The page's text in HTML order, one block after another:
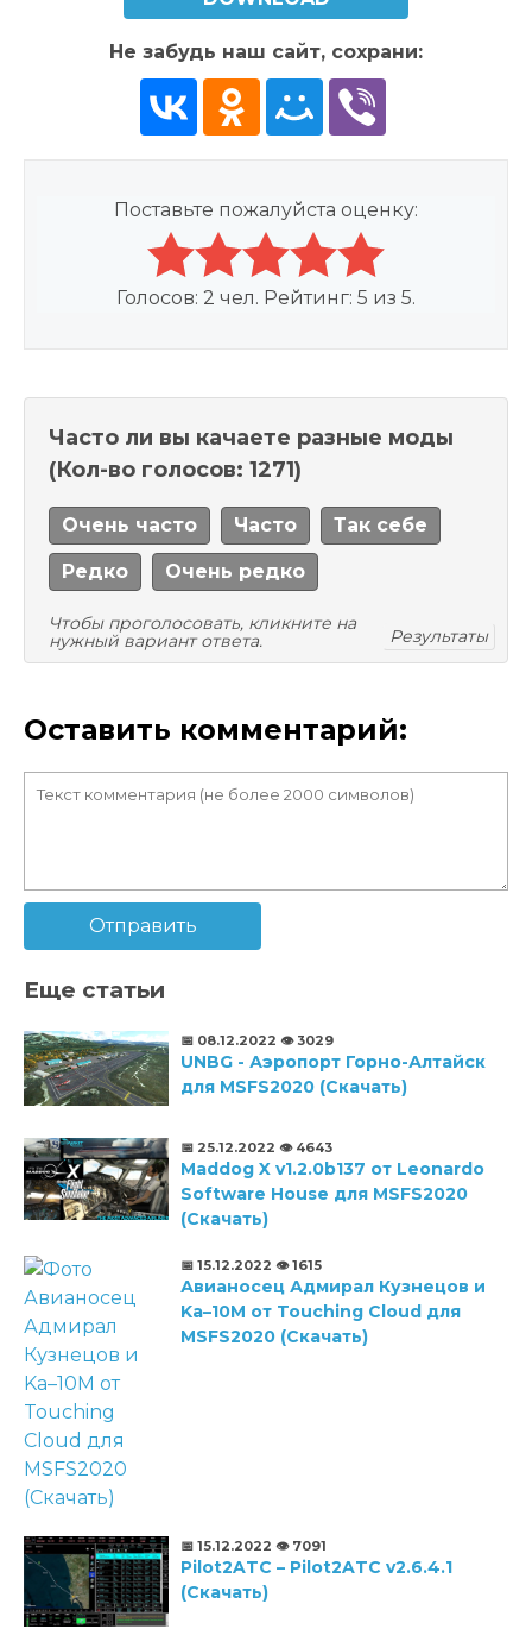
Не забудь наш сайт, сохрани:
Поставьте пожалуйста оценку:
Голосов: 2 чел. Рейтинг: 5 из 5.
Часто ли вы качаете разные моды
(Кол-во голосов: 1271)
Очень часто Часто Так себе
Редко Очень редко
Чтобы проголосовать, кликните на
нужный вариант ответа.
Результаты
Оставить комментарий:
Отправить
Еще статьи
📅 08.12.2022 👁️ 3029
UNBG - Аэропорт Горно-Алтайск
для MSFS2020 (Скачать)
📅 25.12.2022 👁️ 4643
Maddog X v1.2.0b137 от Leonardo
Software House для MSFS2020
(Скачать)
📅 15.12.2022 👁️ 1615
Авианосец Адмирал Кузнецов и
Ka–10M от Touching Cloud для
MSFS2020 (Скачать)
📅 15.12.2022 👁️ 7091
Pilot2ATC – Pilot2ATC v2.6.4.1
(Скачать)